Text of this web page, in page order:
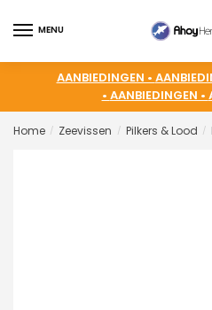
MENU
AANBIEDINGEN •
• AANBIEDINGEN •
Home / Zeevissen / Pilkers & Lood /